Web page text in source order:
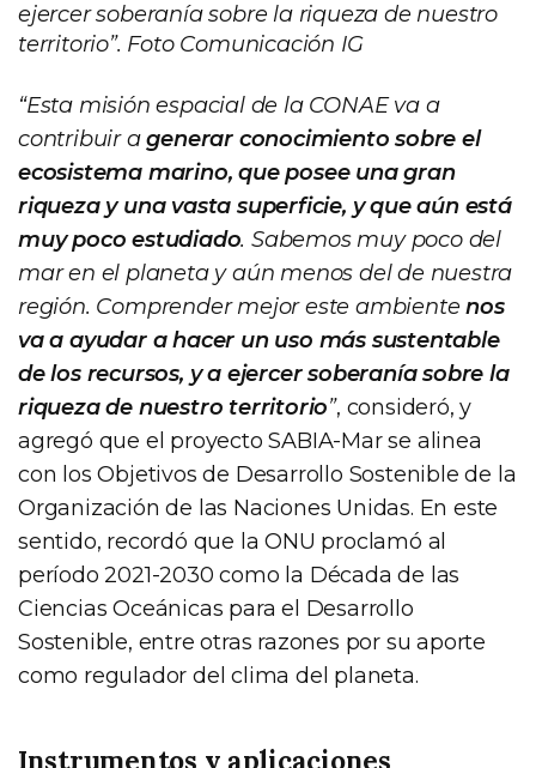
ejercer soberanía sobre la riqueza de nuestro
territorio”. Foto Comunicación IG
“Esta misión espacial de la CONAE va a
contribuir agenerar conocimiento sobre el
ecosistema marino, que posee una gran
riqueza y una vasta superficie, y que aún está
muy poco estudiado. Sabemos muy poco del
mar en el planeta y aún menos del de nuestra
región. Comprender mejor este ambientenos
va a ayudar a hacer un uso más sustentable
de los recursos, y a ejercer soberanía sobre la
riqueza de nuestro territorio”, consideró, y
agregó que el proyecto SABIA-Mar se alinea
con los Objetivos de Desarrollo Sostenible de la
Organización de las Naciones Unidas. En este
sentido, recordó que la ONU proclamó al
período 2021-2030 como la Década de las
Ciencias Oceánicas para el Desarrollo
Sostenible, entre otras razones por su aporte
como regulador del clima del planeta.
Instrumentos y aplicaciones